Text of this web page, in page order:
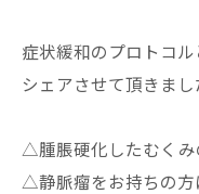
症状緩和のプロトコル
シェアさせて頂きまし
△腫脹硬化したむくみ
△静脈瘤をお持ちの方